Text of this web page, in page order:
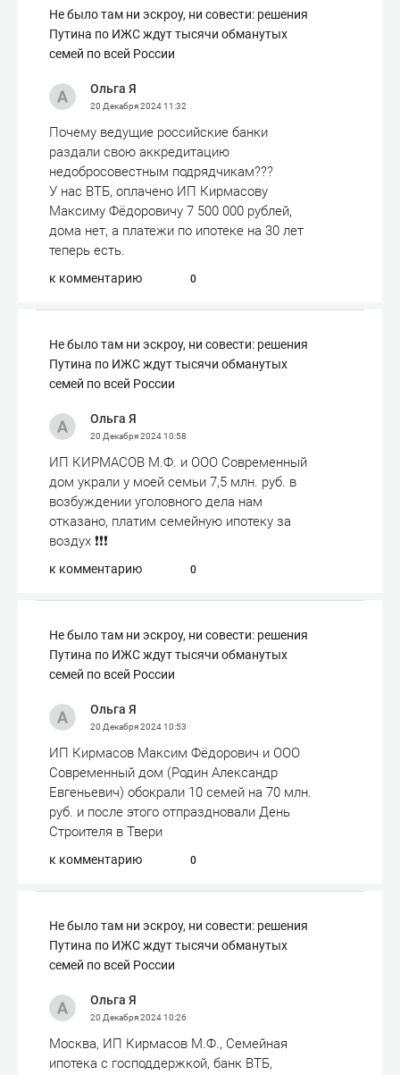
Не было там ни эскроу, ни совести: решения
Путина по ИЖС ждут тысячи обманутых
семей по всей России
Ольга Я
20 Декабря 202411:32
Почему ведущие российские банки
раздали свою аккредитацию
недобросовестным подрядчикам???
У нас ВТБ, оплачено ИП Кирмасову
Максиму Фёдоровичу 7 500 000 рублей,
дома нет, а платежи по ипотеке на 30 лет
теперь есть.
к комментарию 0
Не было там ни эскроу, ни совести: решения
Путина по ИЖС ждут тысячи обманутых
семей по всей России
Ольга Я
20 Декабря 202410:58
ИП КИРМАСОВ М.Ф. и ООО Современный
дом украли у моей семьи 7,5 млн. руб. в
возбуждении уголовного дела нам
отказано, платим семейную ипотеку за
воздух ❗️❗️❗️
к комментарию 0
Не было там ни эскроу, ни совести: решения
Путина по ИЖС ждут тысячи обманутых
семей по всей России
Ольга Я
20 Декабря 202410:53
ИП Кирмасов Максим Фёдорович и ООО
Современный дом (Родин Александр
Евгеньевич) обокрали 10 семей на 70 млн.
руб. и после этого отпраздновали День
Строителя в Твери
к комментарию 0
Не было там ни эскроу, ни совести: решения
Путина по ИЖС ждут тысячи обманутых
семей по всей России
Ольга Я
20 Декабря 202410:26
Москва, ИП Кирмасов М.Ф., Семейная
ипотека с господдержкой, банк ВТБ,